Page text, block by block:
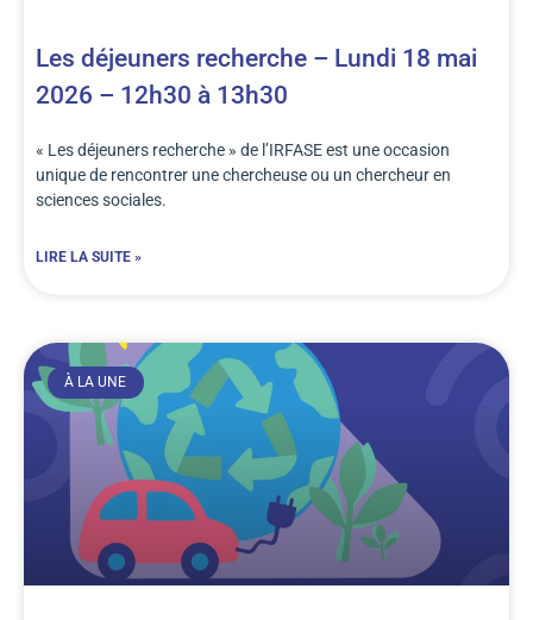
Les déjeuners recherche – Lundi 18 mai
2026 – 12h30 à 13h30
« Les déjeuners recherche » de l’IRFASE est une occasion
unique de rencontrer une chercheuse ou un chercheur en
sciences sociales.
LIRE LA SUITE »
À LA UNE